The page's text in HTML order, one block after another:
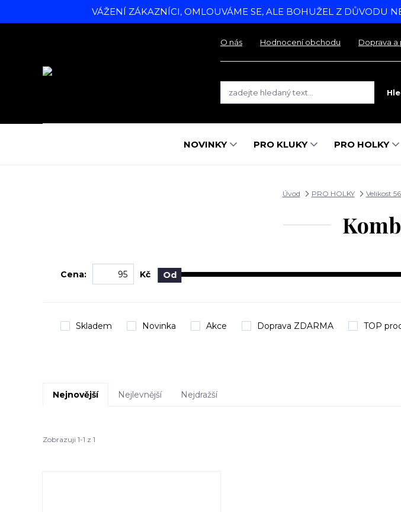
VÁŽENÍ ZÁKAZNÍCI, OMLOUVÁME SE, ALE BOHUŽEL Z DŮVODU
O nás Hodnocení obchodu Doprava a
NOVINKY PRO KLUKY PRO HOLKY
Úvod PRO HOLKY Velikost
Cena: Kč Od
Skladem Novinka Akce Doprava ZDARMA TOP
Nejnovější Nejlevnější Nejdražší
Zobrazuji 1-1 z 1